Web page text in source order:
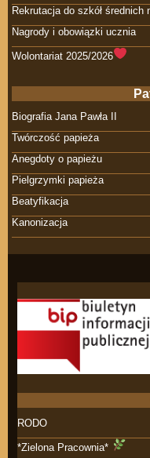
Rekrutacja do szkół
Nagrody i obowiązki ucznia
Wolontariat 2025/2026
Biografia Jana Pawła II
Twórczość papieża
Anegdoty o papieżu
Pielgrzymki papieża
Beatyfikacja
Kanonizacja
RODO
*Zielona Pracownia*